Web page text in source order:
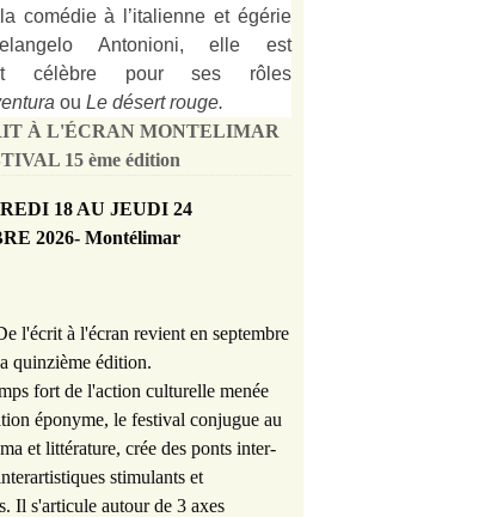
comédie à l’italienne et égérie
Antonioni, elle est
célèbre pour ses rôles
ou Le désert rouge.
À L'ÉCRAN MONTELIMAR
15 ème édition
18 AU JEUDI 24
2026- Montélimar
l'écrit à l'écran revient en septembre
quinzième édition.
fort de l'action culturelle menée
éponyme, le festival conjugue au
et littérature, crée des ponts inter-
stimulants et
Il s'articule autour de 3 axes